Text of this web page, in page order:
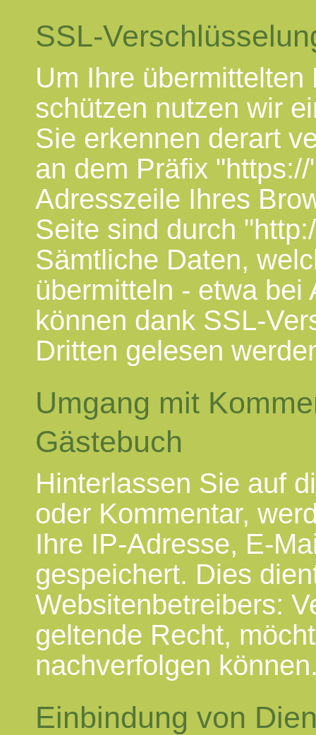
SSL-
Um Ihre
schützen nutzen wir
Sie erkennen derart
an dem Präfix
Adresszeile Ihres
Seite sind durch
Sämtliche Daten,
übermitteln - etwa bei
können dank SSL-
Dritten gelesen
Umgang mit
Gästebuch
Hinterlassen Sie auf
oder Kommentar,
Ihre IP-Adresse, E-
gespeichert. Dies
Websitenbetreibers:
geltende Recht,
nachverfolgen
Einbindung von